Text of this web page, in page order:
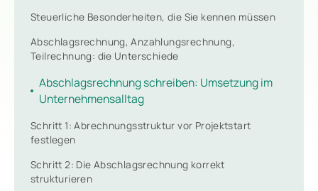
Steuerliche Besonderheiten, die Sie kennen müssen
Abschlagsrechnung, Anzahlungsrechnung,
Teilrechnung: die Unterschiede
Abschlagsrechnung schreiben: Umsetzung im
Unternehmensalltag
Schritt 1: Abrechnungsstruktur vor Projektstart
festlegen
Schritt 2: Die Abschlagsrechnung korrekt
strukturieren